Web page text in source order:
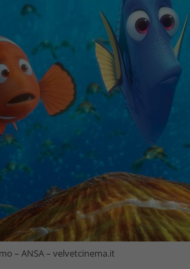
– ANSA – velvetcinema.it